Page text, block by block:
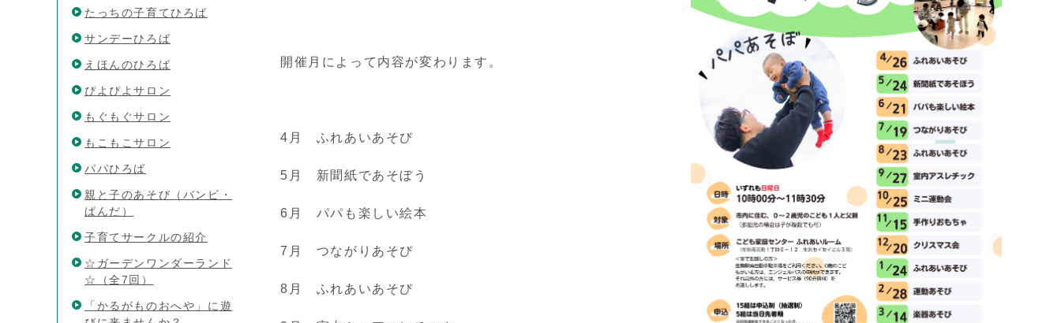
開催月によって内容が変わります。
4月 ふれあいあそび
5月 新聞紙であそぼう
6月 パパも楽しい絵本
7月 つながりあそび
8月 ふれあいあそび
たっちの子育てひろば
サンデーひろば
えほんのひろば
ぴよぴよサロン
もぐもぐサロン
もこもこサロン
パパひろば
親と子のあそび（バンビ・
ぱんだ）
子育てサークルの紹介
☆ガーデンワンダーランド
☆（全7回）
「かるがものおへや」に遊